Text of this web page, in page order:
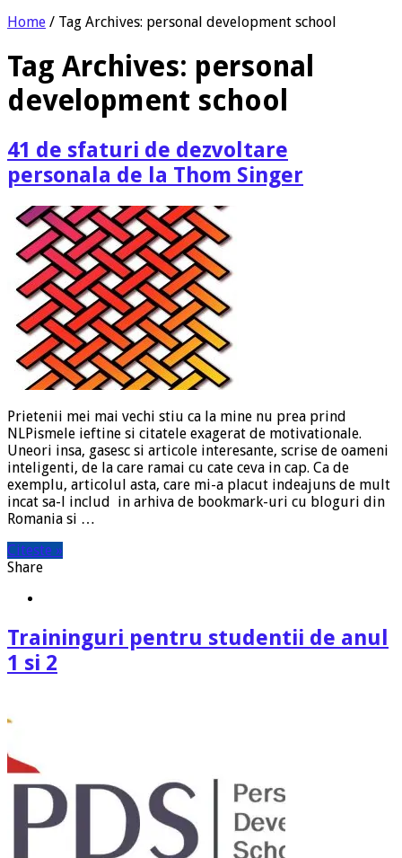
Home / Tag Archives: personal development school
Tag Archives: personal
development school
41 de sfaturi de dezvoltare
personala de la Thom Singer
Prietenii mei mai vechi stiu ca la mine nu prea prind
NLPismele ieftine si citatele exagerat de motivationale.
Uneori insa, gasesc si articole interesante, scrise de oameni
inteligenti, de la care ramai cu cate ceva in cap. Ca de
exemplu, articolul asta, care mi-a placut indeajuns de mult
incat sa-l includ in arhiva de bookmark-uri cu bloguri din
Romania si …
Citeste »
Share
Traininguri pentru studentii de anul
1 si 2